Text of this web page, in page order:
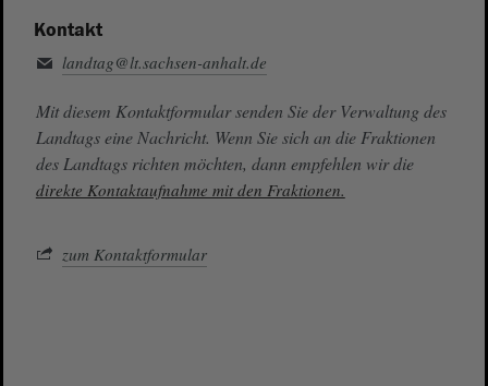
Kontakt
landtag@lt.sachsen-anhalt.de
Mit diesem Kontaktformular senden Sie der Verwaltung des
Landtags eine Nachricht. Wenn Sie sich an die Fraktionen
des Landtags richten möchten, dann empfehlen wir die
direkte Kontaktaufnahme mit den Fraktionen.
zum Kontaktformular